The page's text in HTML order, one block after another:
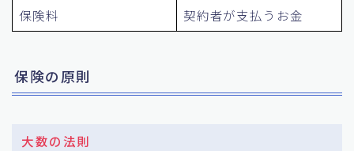
保険料
契約者が支払うお金
保険の原則
大数の法則